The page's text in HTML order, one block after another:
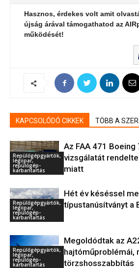
Hasznos, érdekes volt amit
újság árával támogathatod az
működését!
KAPCSOLÓDÓ CIKKEK TÖBB A
Repülőgépgyártók,
légiipar,
repülőgép-
karbantartás
Az FAA 471 Boeing
vizsgálatát
miatt
Repülőgépgyártók,
légiipar,
repülőgép-
karbantartás
Hét év késéssel
típustanúsítványt a
Repülőgépgyártók,
légiipar,
repülőgép-
karbantartás
Megoldódtak az
hajtóműproblémái,
törzshosszabbítás